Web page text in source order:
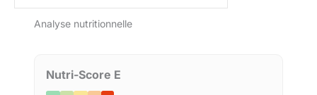
Analyse nutritionnelle
Nutri-Score E